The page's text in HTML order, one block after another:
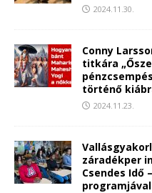
2024.11.30.
Conny
titkára
történő
2024.11.23.
záradékper
Csendes Idő